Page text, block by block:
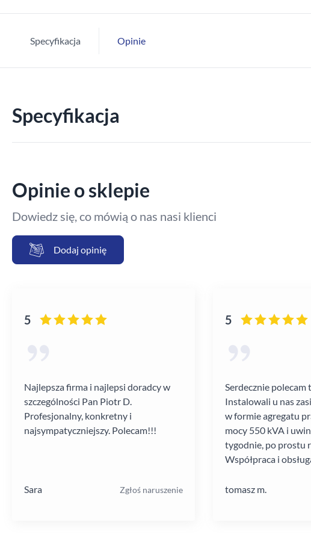
Specyfikacja Opinie
Specyfikacja
Opinie o sklepie
Dowiedz się, co mówią o nas nasi klienci
Dodaj opinię
5
Najlepsza firma i najlepsi doradcy w
szczególności Pan Piotr D.
Profesjonalny, konkretny i
najsympatyczniejszy. Polecam!!!
Sara Zgłoś naruszenie
5
Serdecznie polecam
Instalowali u nas
w formie agregatu
mocy 550 kVA i
tygodnie, po prostu
Współpraca i
tomasz m.